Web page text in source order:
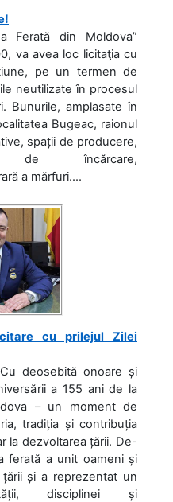
Ferată din Moldova”
va avea loc licitaţia cu
pe un termen de
neutilizate în procesul
Bunurile, amplasate în
Bugeac, raionul
spații de producere,
de încărcare,
a mărfuri....
cu prilejul Zilei
deosebită onoare și
a 155 ani de la
– un moment de
tradiția și contribuția
la dezvoltarea țării. De-
ferată a unit oameni și
și a reprezentat un
disciplinei și